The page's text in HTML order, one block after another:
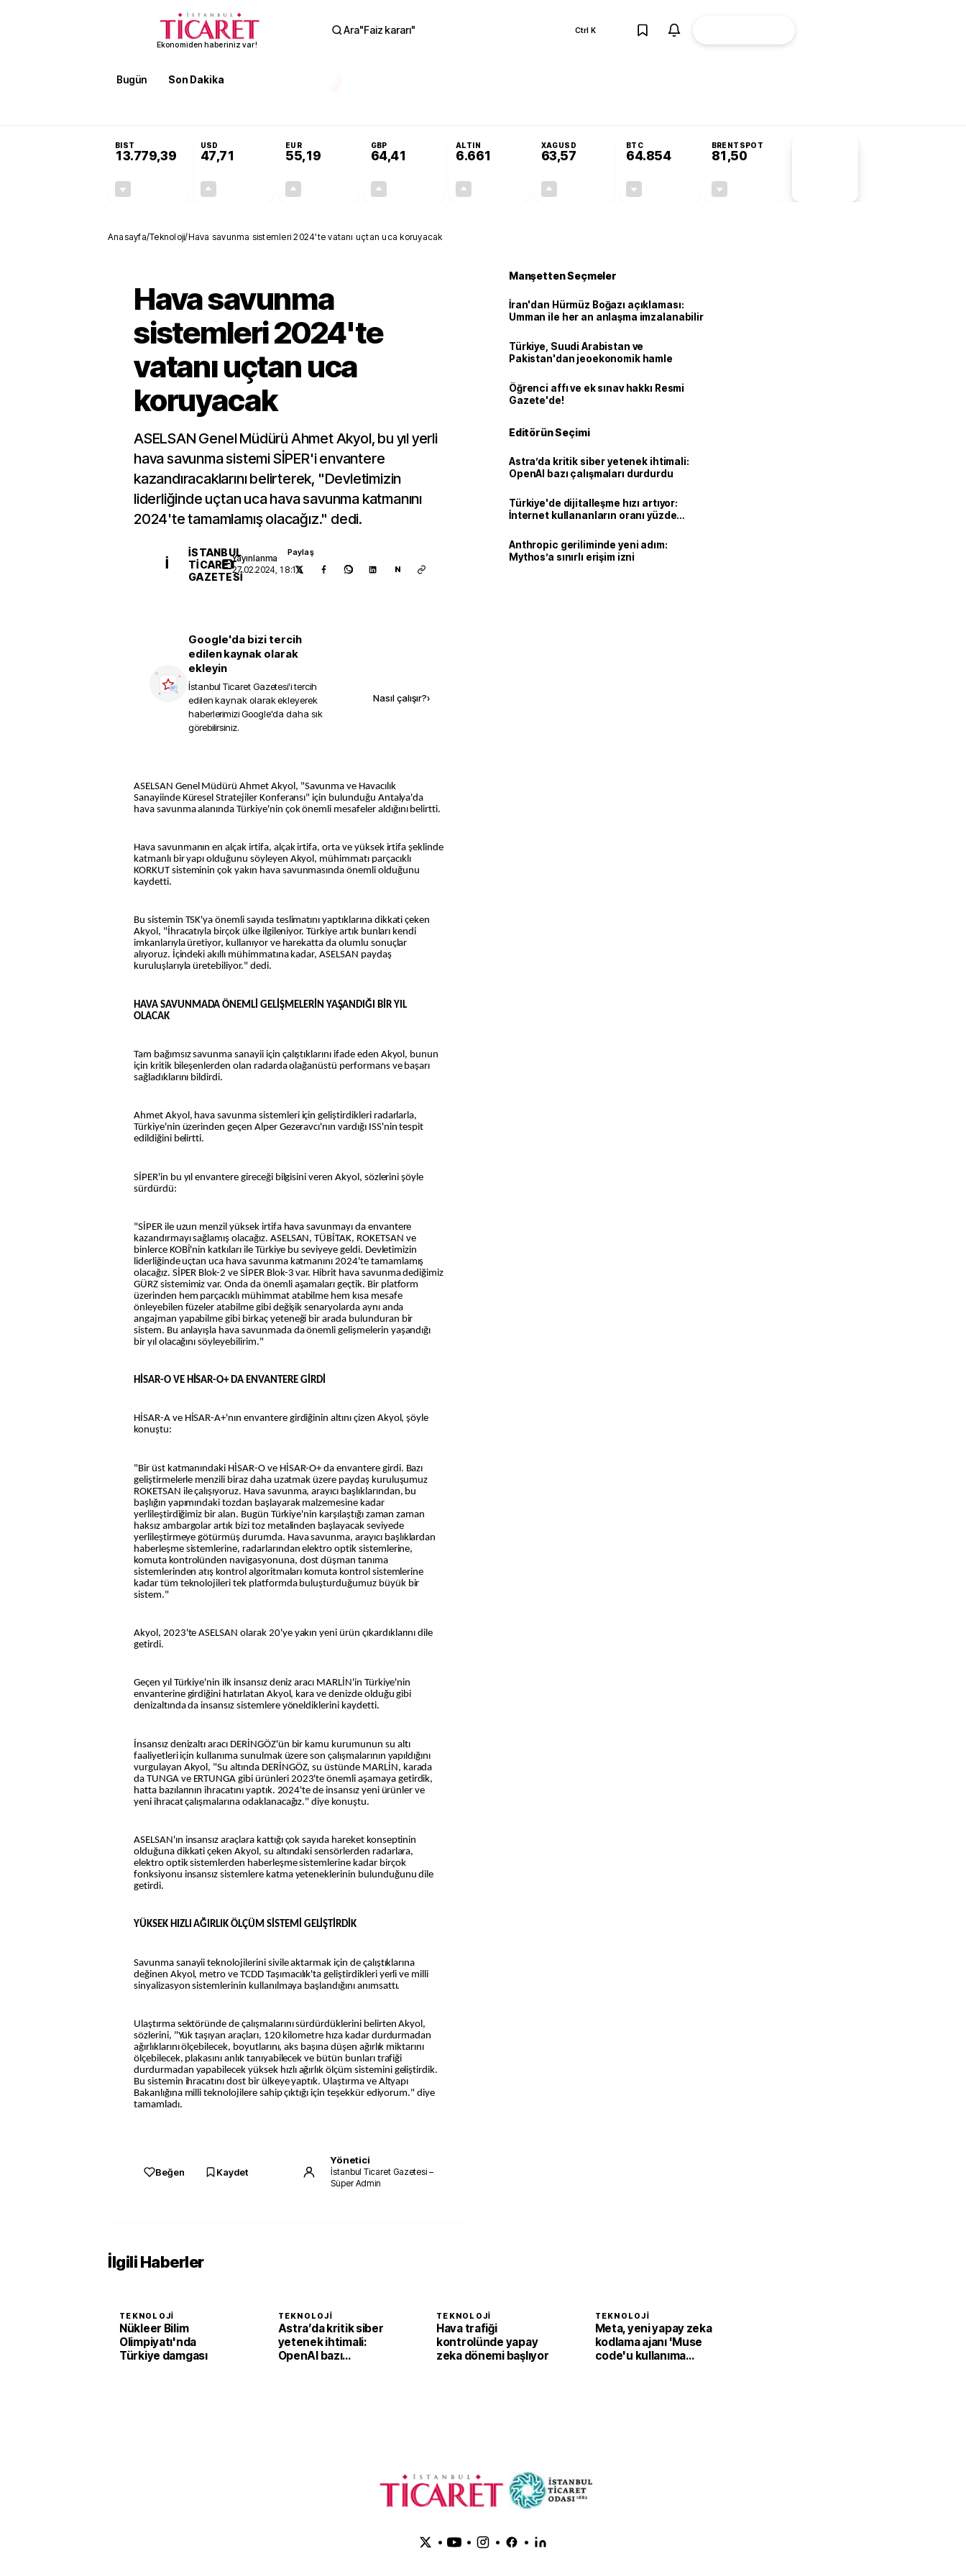
Ekonomiden haberiniz var!
Ara"Faiz kararı" Ctrl K
Bugün Son Dakika
BIST
13.779,39
USD
47,71
EUR
55,19
GBP
64,41
ALTIN
6.661
XAGUSD
63,57
BTC
64.854
BRENTSPOT
81,50
Anasayfa/Teknoloji/Hava savunma sistemleri 2024'te vatanı uçtan uca koruyacak
Hava savunma
sistemleri 2024'te
vatanı uçtan uca
koruyacak
ASELSAN Genel Müdürü Ahmet Akyol, bu yıl yerli
hava savunma sistemi SİPER'i envantere
kazandıracaklarını belirterek, "Devletimizin
liderliğinde uçtan uca hava savunma katmanını
2024'te tamamlamış olacağız." dedi.
İ
İSTANBUL
TICARET
GAZETESI
Yayınlanma
27.02.2024, 18:16
Paylaş
N
Google'da bizi tercih
edilen kaynak olarak
ekleyin
İstanbul Ticaret Gazetesi'i tercih
edilen kaynak olarak ekleyerek
haberlerimizi Google'da daha sık
görebilirsiniz.
Nasıl çalışır?›
ASELSAN Genel Müdürü Ahmet Akyol, "Savunma ve Havacılık
Sanayiinde Küresel Stratejiler Konferansı" için bulunduğu Antalya'da
hava savunma alanında Türkiye'nin çok önemli mesafeler aldığını belirtti.
Hava savunmanın en alçak irtifa, alçak irtifa, orta ve yüksek irtifa şeklinde
katmanlı bir yapı olduğunu söyleyen Akyol, mühimmatı parçacıklı
KORKUT sisteminin çok yakın hava savunmasında önemli olduğunu
kaydetti.
Bu sistemin TSK'ya önemli sayıda teslimatını yaptıklarına dikkati çeken
Akyol, "İhracatıyla birçok ülke ilgileniyor. Türkiye artık bunları kendi
imkanlarıyla üretiyor, kullanıyor ve harekatta da olumlu sonuçlar
alıyoruz. İçindeki akıllı mühimmatına kadar, ASELSAN paydaş
kuruluşlarıyla üretebiliyor." dedi.
HAVA SAVUNMADA ÖNEMLİ GELİŞMELERİN YAŞANDIĞI BİR YIL
OLACAK
Tam bağımsız savunma sanayii için çalıştıklarını ifade eden Akyol, bunun
için kritik bileşenlerden olan radarda olağanüstü performans ve başarı
sağladıklarını bildirdi.
Ahmet Akyol, hava savunma sistemleri için geliştirdikleri radarlarla,
Türkiye'nin üzerinden geçen Alper Gezeravcı'nın vardığı ISS'nin tespit
edildiğini belirtti.
SİPER'in bu yıl envantere gireceği bilgisini veren Akyol, sözlerini şöyle
sürdürdü:
"SİPER ile uzun menzil yüksek irtifa hava savunmayı da envantere
kazandırmayı sağlamış olacağız. ASELSAN, TÜBİTAK, ROKETSAN ve
binlerce KOBİ'nin katkıları ile Türkiye bu seviyeye geldi. Devletimizin
liderliğinde uçtan uca hava savunma katmanını 2024'te tamamlamış
olacağız. SİPER Blok-2 ve SİPER Blok-3 var. Hibrit hava savunma dediğimiz
GÜRZ sistemimiz var. Onda da önemli aşamaları geçtik. Bir platform
üzerinden hem parçacıklı mühimmat atabilme hem kısa mesafe
önleyebilen füzeler atabilme gibi değişik senaryolarda aynı anda
angajman yapabilme gibi birkaç yeteneği bir arada bulunduran bir
sistem. Bu anlayışla hava savunmada da önemli gelişmelerin yaşandığı
bir yıl olacağını söyleyebilirim."
HİSAR-O VE HİSAR-O+ DA ENVANTERE GİRDİ
HİSAR-A ve HİSAR-A+'nın envantere girdiğinin altını çizen Akyol, şöyle
konuştu:
"Bir üst katmanındaki HİSAR-O ve HİSAR-O+ da envantere girdi. Bazı
geliştirmelerle menzili biraz daha uzatmak üzere paydaş kuruluşumuz
ROKETSAN ile çalışıyoruz. Hava savunma, arayıcı başlıklarından, bu
başlığın yapımındaki tozdan başlayarak malzemesine kadar
yerlileştirdiğimiz bir alan. Bugün Türkiye'nin karşılaştığı zaman zaman
haksız ambargolar artık bizi toz metalinden başlayacak seviyede
yerlileştirmeye götürmüş durumda. Hava savunma, arayıcı başlıklardan
haberleşme sistemlerine, radarlarından elektro optik sistemlerine,
komuta kontrolünden navigasyonuna, dost düşman tanıma
sistemlerinden atış kontrol algoritmaları komuta kontrol sistemlerine
kadar tüm teknolojileri tek platformda buluşturduğumuz büyük bir
sistem."
Akyol, 2023'te ASELSAN olarak 20'ye yakın yeni ürün çıkardıklarını dile
getirdi.
Geçen yıl Türkiye'nin ilk insansız deniz aracı MARLİN'in Türkiye'nin
envanterine girdiğini hatırlatan Akyol, kara ve denizde olduğu gibi
denizaltında da insansız sistemlere yöneldiklerini kaydetti.
İnsansız denizaltı aracı DERİNGÖZ'ün bir kamu kurumunun su altı
faaliyetleri için kullanıma sunulmak üzere son çalışmalarının yapıldığını
vurgulayan Akyol, "Su altında DERİNGÖZ, su üstünde MARLİN, karada
da TUNGA ve ERTUNGA gibi ürünleri 2023'te önemli aşamaya getirdik,
hatta bazılarının ihracatını yaptık. 2024'te de insansız yeni ürünler ve
yeni ihracat çalışmalarına odaklanacağız." diye konuştu.
ASELSAN'ın insansız araçlara kattığı çok sayıda hareket konseptinin
olduğuna dikkati çeken Akyol, su altındaki sensörlerden radarlara,
elektro optik sistemlerden haberleşme sistemlerine kadar birçok
fonksiyonu insansız sistemlere katma yeteneklerinin bulunduğunu dile
getirdi.
YÜKSEK HIZLI AĞIRLIK ÖLÇÜM SİSTEMİ GELİŞTİRDİK
Savunma sanayii teknolojilerini sivile aktarmak için de çalıştıklarına
değinen Akyol, metro ve TCDD Taşımacılık'ta geliştirdikleri yerli ve milli
sinyalizasyon sistemlerinin kullanılmaya başlandığını anımsattı.
Ulaştırma sektöründe de çalışmalarını sürdürdüklerini belirten Akyol,
sözlerini, "Yük taşıyan araçları, 120 kilometre hıza kadar durdurmadan
ağırlıklarını ölçebilecek, boyutlarını, aks başına düşen ağırlık miktarını
ölçebilecek, plakasını anlık tanıyabilecek ve bütün bunları trafiği
durdurmadan yapabilecek yüksek hızlı ağırlık ölçüm sistemini geliştirdik.
Bu sistemin ihracatını dost bir ülkeye yaptık. Ulaştırma ve Altyapı
Bakanlığına milli teknolojilere sahip çıktığı için teşekkür ediyorum." diye
tamamladı.
Beğen Kaydet
Yönetici
İstanbul Ticaret Gazetesi –
Süper Admin
Manşetten Seçmeler
İran'dan Hürmüz Boğazı açıklaması:
Umman ile her an anlaşma imzalanabilir
Türkiye, Suudi Arabistan ve
Pakistan'dan jeoekonomik hamle
Öğrenci affı ve ek sınav hakkı Resmi
Gazete'de!
Editörün Seçimi
Astra’da kritik siber yetenek ihtimali:
OpenAI bazı çalışmaları durdurdu
Türkiye'de dijitalleşme hızı artıyor:
İnternet kullananların oranı yüzde
Anthropic geriliminde yeni adım:
Mythos’a sınırlı erişim izni
İlgili Haberler
TEKNOLOJI
Nükleer Bilim
Olimpiyatı'nda
Türkiye damgası
TEKNOLOJI
Astra’da kritik siber
yetenek ihtimali:
OpenAI bazı
TEKNOLOJI
Hava trafiği
kontrolünde yapay
zeka dönemi başlıyor
TEKNOLOJI
Meta, yeni yapay zeka
kodlama ajanı 'Muse
code'u kullanıma
• • • •